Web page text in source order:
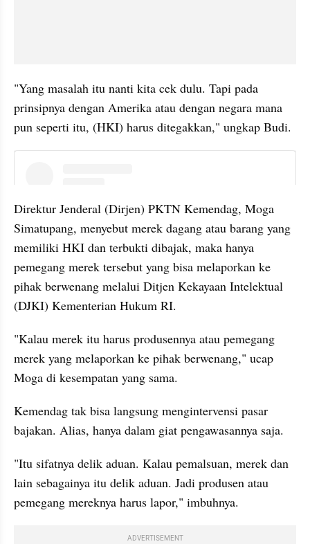
"Yang masalah itu nanti kita cek dulu. Tapi pada
prinsipnya dengan Amerika atau dengan negara mana
pun seperti itu, (HKI) harus ditegakkan," ungkap Budi.
Direktur Jenderal (Dirjen) PKTN Kemendag, Moga
Simatupang, menyebut merek dagang atau barang yang
memiliki HKI dan terbukti dibajak, maka hanya
pemegang merek tersebut yang bisa melaporkan ke
pihak berwenang melalui Ditjen Kekayaan Intelektual
(DJKI) Kementerian Hukum RI.
"Kalau merek itu harus produsennya atau pemegang
merek yang melaporkan ke pihak berwenang," ucap
Moga di kesempatan yang sama.
Kemendag tak bisa langsung mengintervensi pasar
bajakan. Alias, hanya dalam giat pengawasannya saja.
"Itu sifatnya delik aduan. Kalau pemalsuan, merek dan
lain sebagainya itu delik aduan. Jadi produsen atau
pemegang mereknya harus lapor," imbuhnya.
ADVERTISEMENT